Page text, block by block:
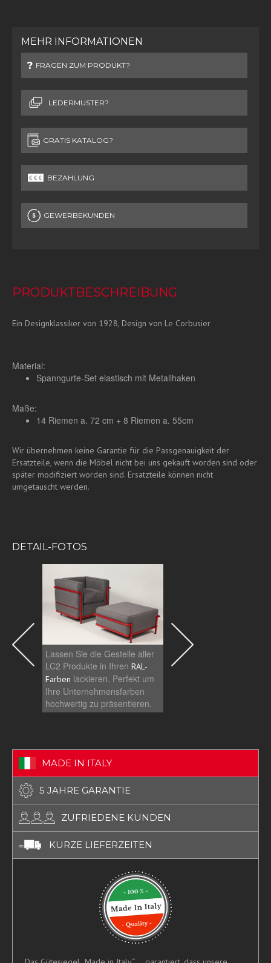
MEHR INFORMATIONEN
FRAGEN ZUM PRODUKT?
LEDERMUSTER?
GRATIS KATALOG?
BEZAHLUNG
GEWERBEKUNDEN
PRODUKTBESCHREIBUNG
Ein Designklassiker von 1928, Design von Le Corbusier
Material:
Spanngurte-Set elastisch mit Metallhaken
Maße:
14 Riemen a. 72 cm + 8 Riemen a. 55cm
Wir übernehmen keine Garantie für die Passgenauigkeit der
Ersatzteile, wenn die Möbel nicht bei uns gekauft worden sind oder
später modifiziert worden sind. Ersatzteile können nicht
umgetauscht werden.
DETAIL-FOTOS
Lassen Sie die Gestelle aller
LC2 Produkte in Ihren RAL-
Farben lackieren. Perfekt um
Ihre Unternehmensfarben
hochwertig zu präsentieren.
Das LC2 Sofa ist einer
bekanntesten Design
MADE IN ITALY
5 JAHRE GARANTIE
ZUFRIEDENE KUNDEN
KURZE LIEFERZEITEN